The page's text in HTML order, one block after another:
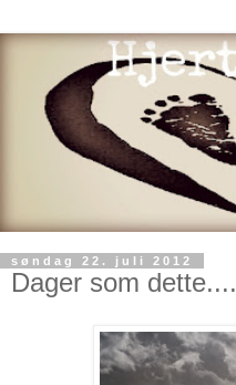
søndag 22. juli 2012
Dager som dette....